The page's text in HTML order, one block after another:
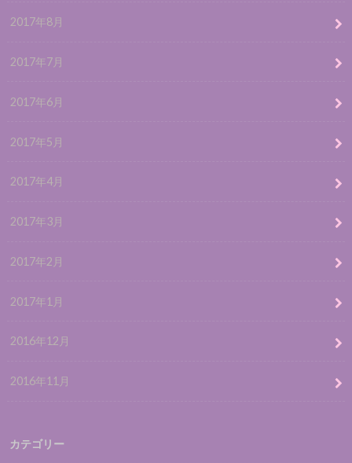
2017年8月
2017年7月
2017年6月
2017年5月
2017年4月
2017年3月
2017年2月
2017年1月
2016年12月
2016年11月
カテゴリー